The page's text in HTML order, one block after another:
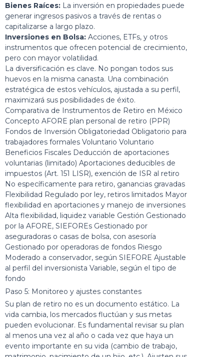
Bienes Raíces: La inversión en propiedades puede
generar ingresos pasivos a través de rentas o
capitalizarse a largo plazo.
Inversiones en Bolsa: Acciones, ETFs, y otros
instrumentos que ofrecen potencial de crecimiento,
pero con mayor volatilidad.
La diversificación es clave. No pongan todos sus
huevos en la misma canasta. Una combinación
estratégica de estos vehículos, ajustada a su perfil,
maximizará sus posibilidades de éxito.
Comparativa de Instrumentos de Retiro en México
Concepto AFORE plan personal de retiro (PPR)
Fondos de Inversión Obligatoriedad Obligatorio para
trabajadores formales Voluntario Voluntario
Beneficios Fiscales Deducción de aportaciones
voluntarias (limitado) Aportaciones deducibles de
impuestos (Art. 151 LISR), exención de ISR al retiro
No específicamente para retiro, ganancias gravadas
Flexibilidad Regulado por ley, retiros limitados Mayor
flexibilidad en aportaciones y manejo de inversiones
Alta flexibilidad, liquidez variable Gestión Gestionado
por la AFORE, SIEFOREs Gestionado por
aseguradoras o casas de bolsa, con asesoría
Gestionado por operadoras de fondos Riesgo
Moderado a conservador, según SIEFORE Ajustable
al perfil del inversionista Variable, según el tipo de
fondo
Paso 5: Monitoreo y ajustes constantes
Su plan de retiro no es un documento estático. La
vida cambia, los mercados fluctúan y sus metas
pueden evolucionar. Es fundamental revisar su plan
al menos una vez al año o cada vez que haya un
evento importante en su vida (cambio de trabajo,